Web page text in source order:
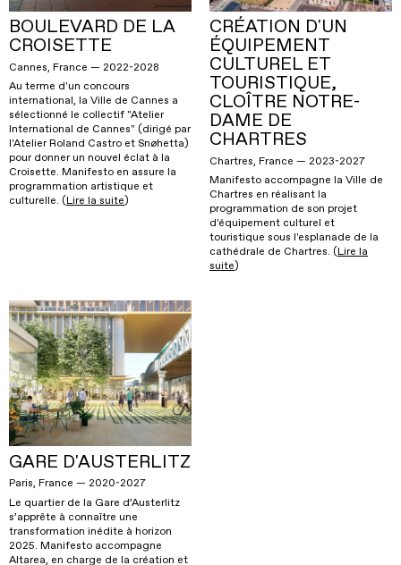
BOULEVARD DE LA
CROISETTE
Cannes, France — 2022-2028
Au terme d'un concours
international, la Ville de Cannes a
sélectionné le collectif "Atelier
International de Cannes" (dirigé par
l'Atelier Roland Castro et Snøhetta)
pour donner un nouvel éclat à la
Croisette. Manifesto en assure la
programmation artistique et
culturelle. (Lire la suite)
CRÉATION D'UN
ÉQUIPEMENT
CULTUREL ET
TOURISTIQUE,
CLOÎTRE NOTRE-
DAME DE
CHARTRES
Chartres, France — 2023-2027
Manifesto accompagne la Ville de
Chartres en réalisant la
programmation de son projet
d'équipement culturel et
touristique sous l'esplanade de la
cathédrale de Chartres. (Lire la
suite)
GARE D'AUSTERLITZ
Paris, France — 2020-2027
Le quartier de la Gare d’Austerlitz
s’apprête à connaître une
transformation inédite à horizon
2025. Manifesto accompagne
Altarea, en charge de la création et